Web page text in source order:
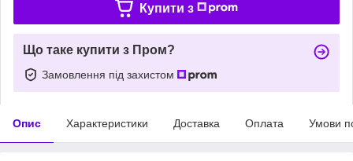
Купити з
Що таке купити з Пром?
Замовлення під захистом
Опис Характеристики Доставка Оплата Умови